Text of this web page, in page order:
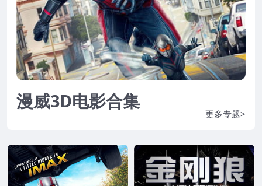
漫威3D电影合集
更多专题>